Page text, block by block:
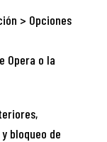
> Opciones
Opera o la
bloqueo de